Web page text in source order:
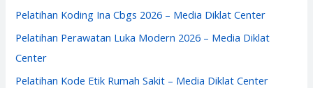
Pelatihan Koding Ina Cbgs 2026 – Media Diklat Center
Pelatihan Perawatan Luka Modern 2026 – Media Diklat
Center
Pelatihan Kode Etik Rumah Sakit – Media Diklat Center